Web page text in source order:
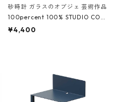
砂時計 ガラスのオブジェ 芸術作品
100percent 100% STUDIO COH
AKU Timeless 100パーセント ス
¥4,400